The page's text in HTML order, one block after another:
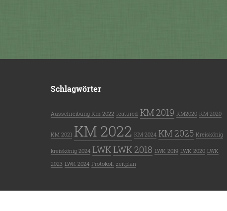
Schlagwörter
Ausschreibung Km 2022 featured KM 2019 KM2020 KM 2020
KM 2021 KM 2022 KM 2024 KM 2025 Kreiskönig
kreiskönig 2024 LWKLWK 2018 LWK 2019 LWK 2020 LWK
2023 LWK 2024 Protokoll zeitplan